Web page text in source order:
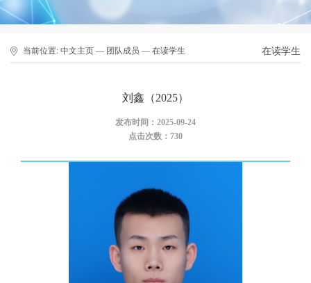
当前位置: 中文主页 — 团队成员 — 在读学生 在读学生
刘鑫（2025）
发布时间：2025-09-24
点击次数： 730